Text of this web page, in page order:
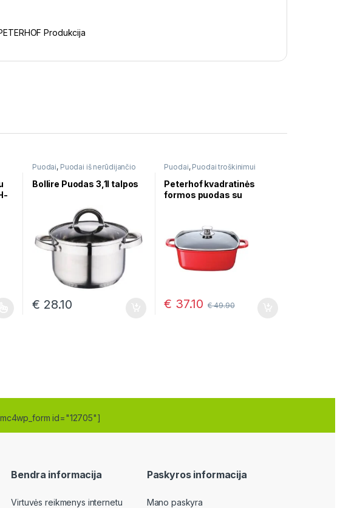
Produkcija
Puodai, Puodai iš nerūdijančio
Bollire Puodas 3,1l talpos
€ 28.10
Puodai, Puodai troškinimui
Peterhof kvadratinės
formos puodas su
€ 37.10 €49.90
id="12705"]
Bendra informacija
Virtuvės reikmenys internetu
Paskyros informacija
Mano paskyra